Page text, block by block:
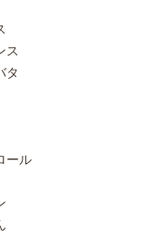
ス
タ
ール